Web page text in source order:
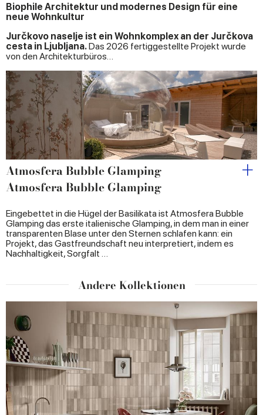
Biophile Architektur und modernes Design für eine
neue Wohnkultur
Jurčkovo naselje ist ein Wohnkomplex an der Jurčkova
cesta in Ljubljana.Das 2026 fertiggestellte Projekt wurde
von den Architekturbüros…
Atmosfera Bubble Glamping
Atmosfera Bubble Glamping
Eingebettet in die Hügel der Basilikata ist Atmosfera Bubble
Glamping das erste italienische Glamping, in dem man in einer
transparenten Blase unter den Sternen schlafen kann: ein
Projekt, das Gastfreundschaft neu interpretiert, indem es
Nachhaltigkeit, Sorgfalt …
Andere Kollektionen